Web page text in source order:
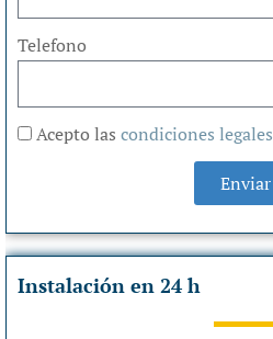
Telefono
Acepto las condiciones legales
Enviar
Instalación en 24 h